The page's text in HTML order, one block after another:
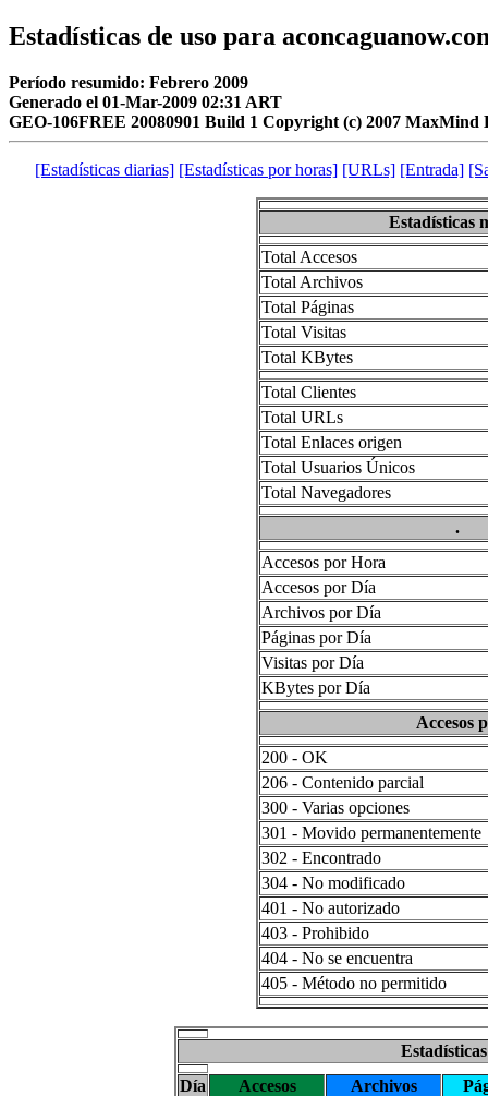
Estadísticas de uso para
Período resumido: Febrero 2009
Generado el 01-Mar-2009 02:31 ART
GEO-106FREE 20080901 Build 1 Copyright (c) 2007
[Estadísticas diarias] [Estadísticas por horas] [URLs] [Entrada]
Estadísticas
Total Accesos
Total Archivos
Total Páginas
Total Visitas
Total KBytes
Total Clientes
Total URLs
Total Enlaces origen
Total Usuarios Únicos
Total Navegadores
.
Accesos por Hora
Accesos por Día
Archivos por Día
Páginas por Día
Visitas por Día
KBytes por Día
Accesos
200 - OK
206 - Contenido parcial
300 - Varias opciones
301 - Movido permanentemente
302 - Encontrado
304 - No modificado
401 - No autorizado
403 - Prohibido
404 - No se encuentra
405 - Método no permitido
Día
Accesos Archivos